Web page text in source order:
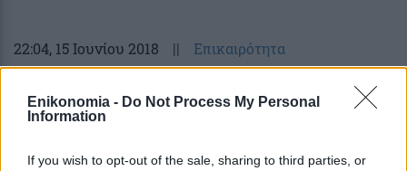
Enikonomia - Do Not Process My Personal
Information
If you wish to opt-out of the sale, sharing to third parties, or
22:04, 15 Ιουνίου 2018 || Επικαιρότητα